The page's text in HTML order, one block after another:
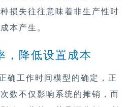
损失往往意味着非生产性时
本产生。
，降低设置成本
确工作时间模型的确定，正
数不仅影响系统的摊销，而